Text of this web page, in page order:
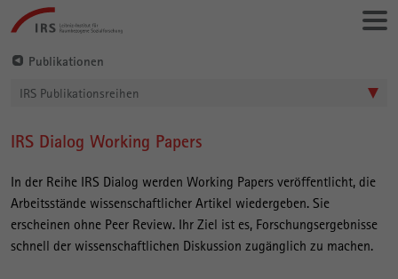
Gehe
direkt
zu:
Leibniz-
Institut
für
Sozialforschung
Publikationen
IRS Publikationsreihen
Hauptinhalt
IRS Dialog Working Papers
In der Reihe IRS Dialog werden Working Papers veröffentlicht, die
Arbeitsstände wissenschaftlicher Artikel wiedergeben. Sie
erscheinen ohne Peer Review. Ihr Ziel ist es, Forschungsergebnisse
schnell der wissenschaftlichen Diskussion zugänglich zu machen.